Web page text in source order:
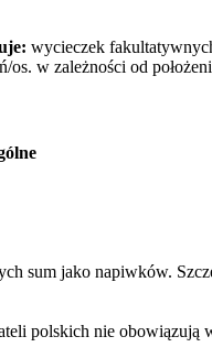
wycieczek
w zależności od
sum jako napiwków.
polskich nie